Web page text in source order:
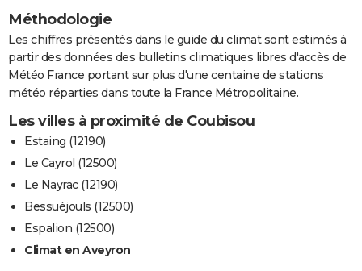
Méthodologie
Les chiffres présentés dans le guide du climat sont estimés à
partir des données des bulletins climatiques libres d'accès de
Météo France portant sur plus d'une centaine de stations
météo réparties dans toute la France Métropolitaine.
Les villes à proximité de Coubisou
Estaing (12190)
Le Cayrol (12500)
Le Nayrac (12190)
Bessuéjouls (12500)
Espalion (12500)
Climat en Aveyron